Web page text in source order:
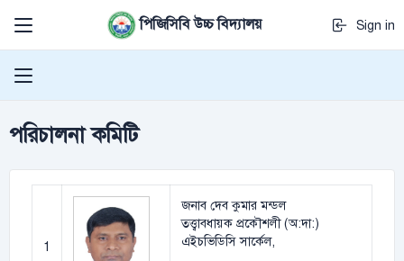
পিজিসিবি উচ্চ বিদ্যালয় Sign in
পরিচালনা কমিটি
1
জনাব দেব কুমার মন্ডল
তত্ত্বাবধায়ক প্রকৌশলী (অ:দা:)
এইচভিডিসি সার্কেল,